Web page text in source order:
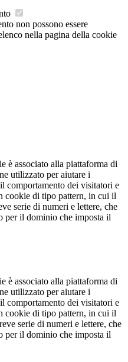
non possono essere
nella pagina della cookie
è associato alla piattaforma di
utilizzato per aiutare i
comportamento dei visitatori e
cookie di tipo pattern, in cui il
serie di numeri e lettere, che
per il dominio che imposta il
è associato alla piattaforma di
utilizzato per aiutare i
comportamento dei visitatori e
cookie di tipo pattern, in cui il
serie di numeri e lettere, che
per il dominio che imposta il